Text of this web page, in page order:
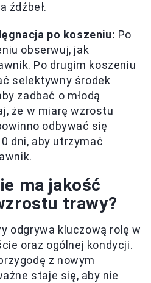
źdźbeł.
po koszeniu: Po
obserwuj, jak
Po drugim koszeniu
selektywny środek
zadbać o młodą
że w miarę wzrostu
odbywać się
dni, aby utrzymać
ma jakość
trawy?
odgrywa kluczową rolę w
oraz ogólnej kondycji.
z nowym
staje się, aby nie